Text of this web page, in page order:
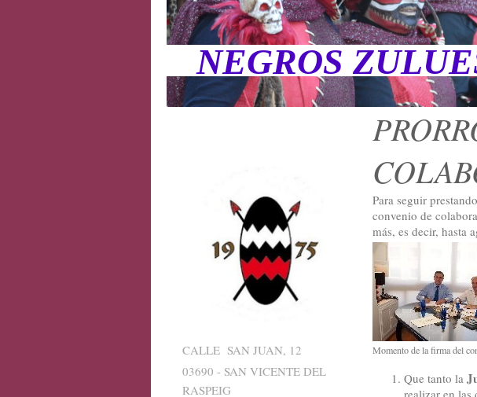
NEGROS
Para seguir
convenio de
más, es decir, hasta
Momento de la firma del
Que tanto la
CALLE SAN JUAN, 12
03690 - SAN VICENTE DEL
RASPEIG